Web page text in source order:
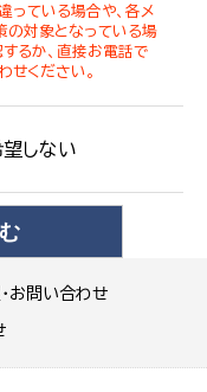
お問い合わせ
っている場合や、各メ
の対象となっている場
るか、直接お電話で
せください。
しない